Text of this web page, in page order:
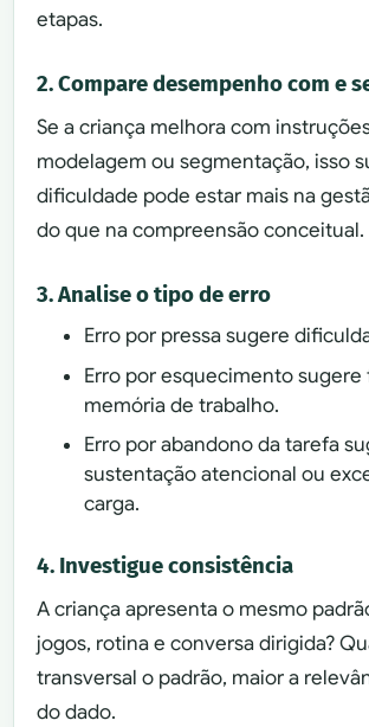
etapas.
2. Compare desempenho com e
Se a criança melhora com
modelagem ou segmentação, isso
dificuldade pode estar mais na
do que na compreensão conceitual.
3. Analise o tipo de erro
Erro por pressa sugere
Erro por esquecimento sugere
memória de trabalho.
Erro por abandono da tarefa
sustentação atencional ou
carga.
4. Investigue consistência
A criança apresenta o mesmo
jogos, rotina e conversa dirigida?
transversal o padrão, maior a
do dado.